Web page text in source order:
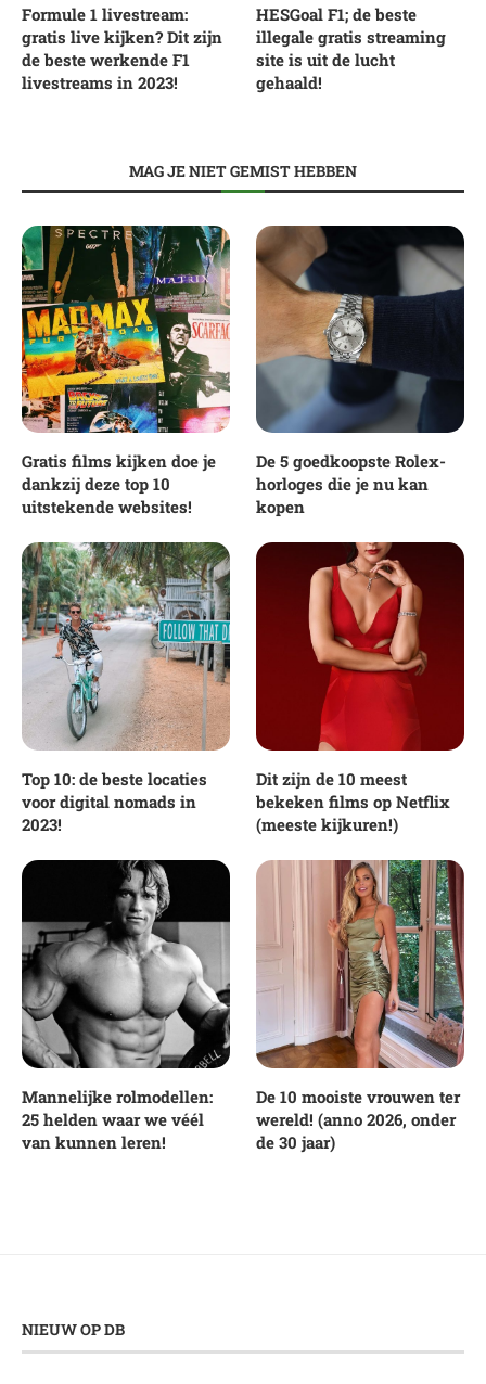
Formule 1 livestream:
gratis live kijken? Dit zijn
de beste werkende F1
livestreams in 2023!
HESGoal F1; de beste
illegale gratis streaming
site is uit de lucht
gehaald!
MAG JE NIET GEMIST HEBBEN
Gratis films kijken doe je
dankzij deze top 10
uitstekende websites!
De 5 goedkoopste Rolex-
horloges die je nu kan
kopen
Top 10: de beste locaties
voor digital nomads in
2023!
Dit zijn de 10 meest
bekeken films op Netflix
(meeste kijkuren!)
Mannelijke rolmodellen:
25 helden waar we véél
van kunnen leren!
De 10 mooiste vrouwen ter
wereld! (anno 2026, onder
de 30 jaar)
NIEUW OP DB